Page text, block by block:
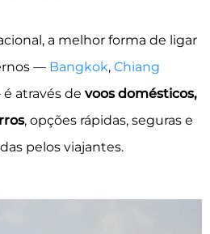
a melhor forma de ligar
— Bangkok, Chiang
através de voos domésticos,
, opções rápidas, seguras e
pelos viajantes.